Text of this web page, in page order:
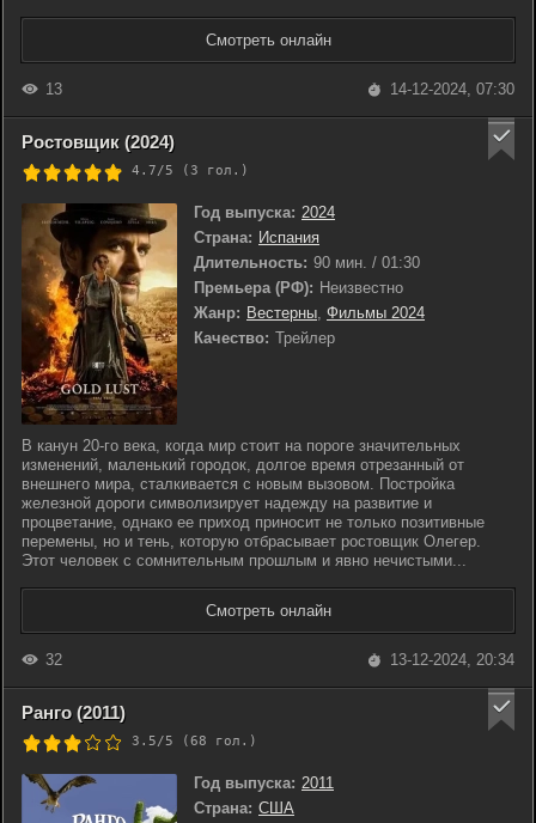
Смотреть онлайн
13 14-12-2024, 07:30
Ростовщик (2024)
4.7/5 (3 гол.)
Год выпуска: 2024
Страна: Испания
Длительность: 90 мин. / 01:30
Премьера (РФ): Неизвестно
Жанр: Вестерны, Фильмы 2024
Качество: Трейлер
В канун 20-го века, когда мир стоит на пороге значительных
изменений, маленький городок, долгое время отрезанный от
внешнего мира, сталкивается с новым вызовом. Постройка
железной дороги символизирует надежду на развитие и
процветание, однако ее приход приносит не только позитивные
перемены, но и тень, которую отбрасывает ростовщик Олегер.
Этот человек с сомнительным прошлым и явно нечистыми...
Смотреть онлайн
32 13-12-2024, 20:34
Ранго (2011)
3.5/5 (68 гол.)
Год выпуска: 2011
Страна: США